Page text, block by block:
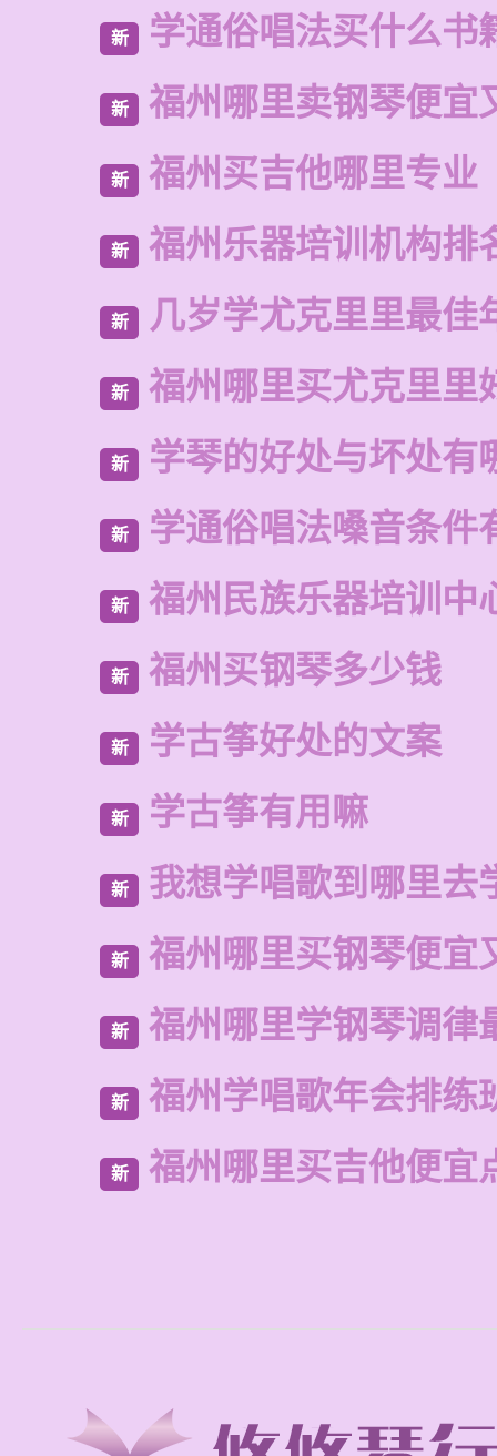
新 学通俗唱法买什么书
新 福州哪里卖钢琴便宜
新 福州买吉他哪里专业
新 福州乐器培训机构排
新 几岁学尤克里里最佳
新 福州哪里买尤克里里
新 学琴的好处与坏处有
新 学通俗唱法嗓音条件
新 福州民族乐器培训中
新 福州买钢琴多少钱
新 学古筝好处的文案
新 学古筝有用嘛
新 我想学唱歌到哪里去
新 福州哪里买钢琴便宜
新 福州哪里学钢琴调律
新 福州学唱歌年会排练
新 福州哪里买吉他便宜